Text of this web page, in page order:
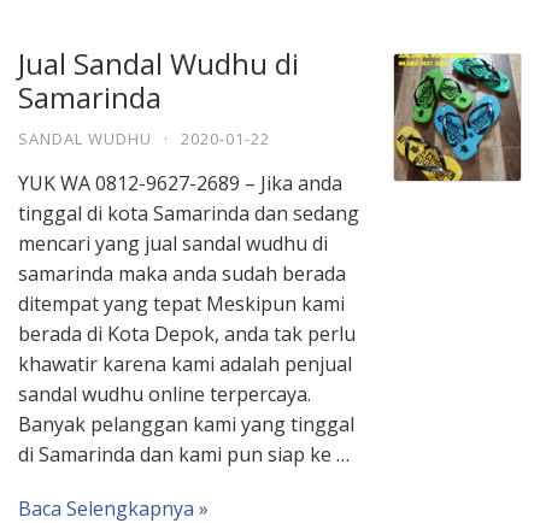
Jual Sandal Wudhu di
Samarinda
SANDAL WUDHU · 2020-01-22
YUK WA 0812-9627-2689 – Jika anda
tinggal di kota Samarinda dan sedang
mencari yang jual sandal wudhu di
samarinda maka anda sudah berada
ditempat yang tepat Meskipun kami
berada di Kota Depok, anda tak perlu
khawatir karena kami adalah penjual
sandal wudhu online terpercaya.
Banyak pelanggan kami yang tinggal
di Samarinda dan kami pun siap ke …
Baca Selengkapnya »